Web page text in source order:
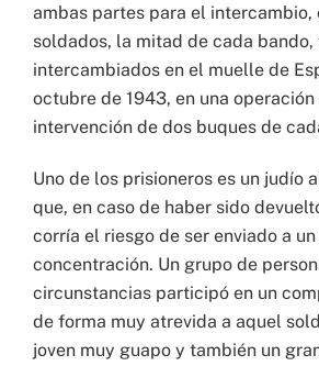
ambas partes para el intercambio,
soldados, la mitad de cada bando,
intercambiados en el muelle de
octubre de 1943, en una
intervención de dos buques de
Uno de los prisioneros es un judío
que, en caso de haber sido
corría el riesgo de ser enviado a
concentración. Un grupo de
circunstancias participó en un
de forma muy atrevida a aquel
joven muy guapo y también un